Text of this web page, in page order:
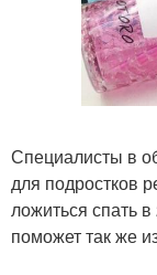
Специалисты в
для подростков
ложиться спать
поможет так же